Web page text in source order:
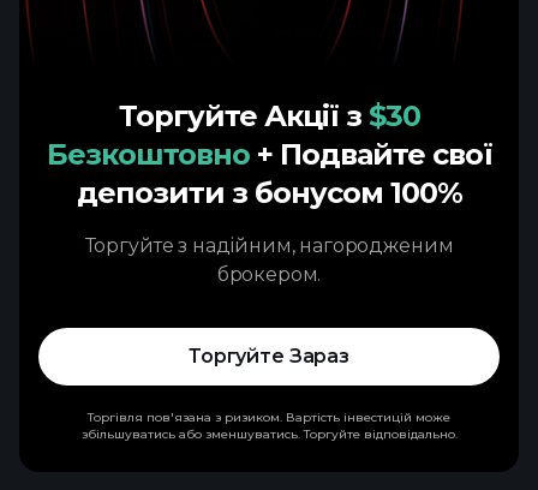
Торгуйте Акції з $30
Безкоштовно + Подвайте свої
депозити з бонусом 100%
Торгуйте з надійним, нагородженим
брокером.
Торгуйте Зараз
Торгівля пов'язана з ризиком. Вартість інвестицій може
збільшуватись або зменшуватись. Торгуйте відповідально.